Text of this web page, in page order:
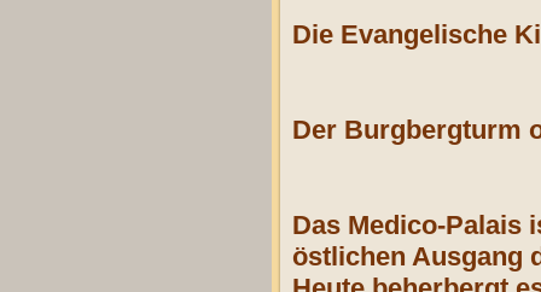
Die Evangelische
Der Burgbergturm
Das Medico-Palais
östlichen Ausgang